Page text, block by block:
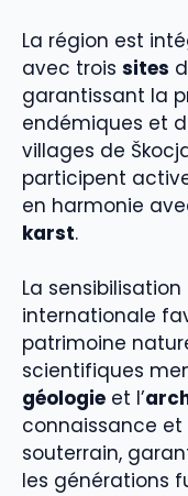
La région est
avec trois sites
garantissant la
endémiques et
villages de
participent
en harmonie
karst.
La
internationale
patrimoine
scientifiques
géologie et l’
connaissance
souterrain,
les générations